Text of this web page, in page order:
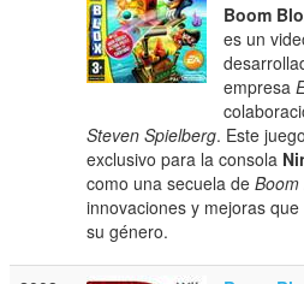
Boom
es un
empresa
Steven Spielberg. Este
exclusivo para la consola
como una secuela deBoom
innovaciones y mejoras
su género.